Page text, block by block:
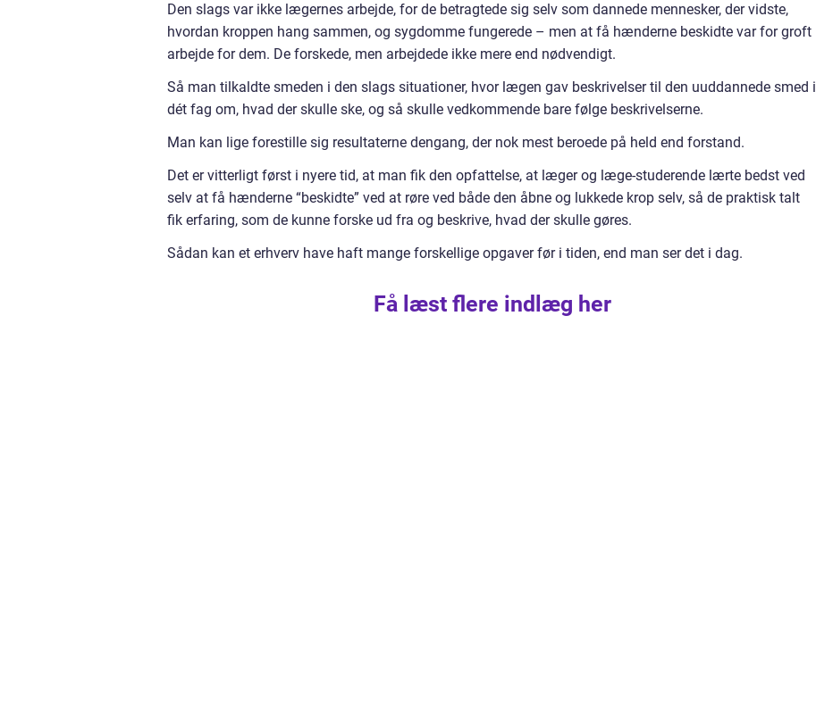
Den slags var ikke lægernes arbejde, for de betragtede sig selv som dannede mennesker, der vidste,
hvordan kroppen hang sammen, og sygdomme fungerede – men at få hænderne beskidte var for groft
arbejde for dem. De forskede, men arbejdede ikke mere end nødvendigt.
Så man tilkaldte smeden i den slags situationer, hvor lægen gav beskrivelser til den uuddannede smed i
dét fag om, hvad der skulle ske, og så skulle vedkommende bare følge beskrivelserne.
Man kan lige forestille sig resultaterne dengang, der nok mest beroede på held end forstand.
Det er vitterligt først i nyere tid, at man fik den opfattelse, at læger og læge-studerende lærte bedst ved
selv at få hænderne “beskidte” ved at røre ved både den åbne og lukkede krop selv, så de praktisk talt
fik erfaring, som de kunne forske ud fra og beskrive, hvad der skulle gøres.
Sådan kan et erhverv have haft mange forskellige opgaver før i tiden, end man ser det i dag.
Få læst flere indlæg her